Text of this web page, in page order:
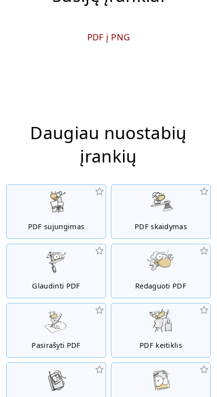
PDF į PNG
Daugiau nuostabių
įrankių
PDF sujungimas PDF skaidymas
Glaudinti PDF Redaguoti PDF
Pasirašyti PDF PDF keitiklis